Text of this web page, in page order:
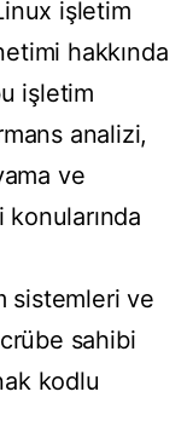
işletim
hakkında
işletim
analizi,
ve
sistemleri ve
sahibi
kodlu